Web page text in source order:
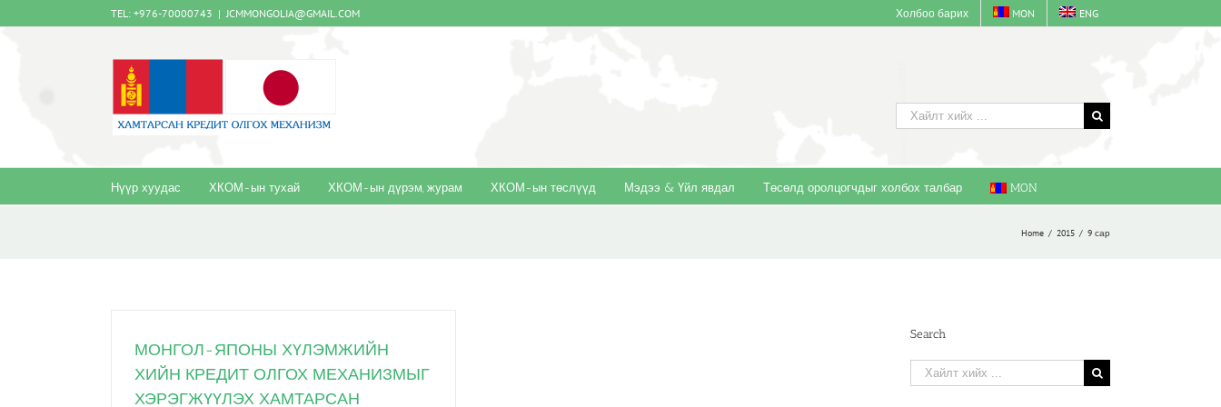
to
TEL: +976-70000743 | JCMMONGOLIA@GMAIL.COM Холбоо барих MON ENG
Хайлт
хийх:
Нүүр хуудас ХКОМ-ын тухай ХКОМ-ын дүрэм, журам ХКОМ-ын төслүүд Мэдээ & Үйл явдал Төсөлд оролцогчдыг холбох талбар MON
Home / 2015 / 9 сар
МОНГОЛ-ЯПОНЫ ХҮЛЭМЖИЙН
ХИЙН КРЕДИТ ОЛГОХ МЕХАНИЗМЫГ
ХЭРЭГЖҮҮЛЭХ ХАМТАРСАН
Search
Хайлт
хийх: